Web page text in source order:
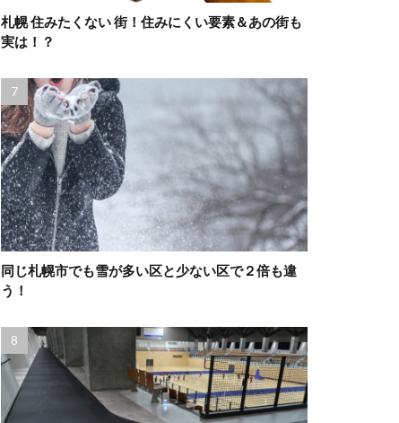
札幌 住みたくない 街！住みにくい要素＆あの街も
実は！？
同じ札幌市でも雪が多い区と少ない区で２倍も違
う！